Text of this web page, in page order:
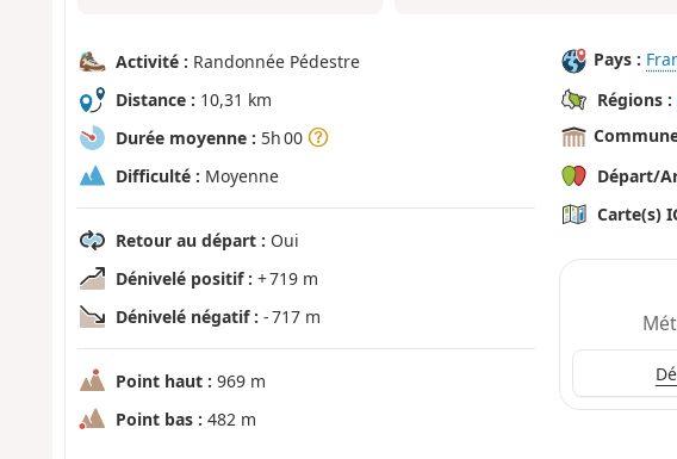
Activité : Randonnée Pédestre
Distance : 10,31 km
Durée moyenne : 5h 00
Difficulté : Moyenne
Retour au départ : Oui
Dénivelé positif : + 719 m
Dénivelé négatif : - 717 m
Point haut : 969 m
Point bas : 482 m
Pays :
Régions :
Départ/
Carte(s)